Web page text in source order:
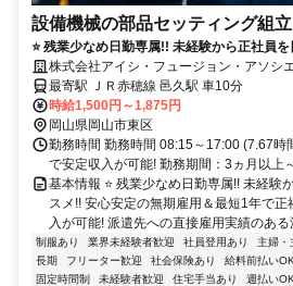
設備機械の部品セッティング組立
⭐ 残業少なめ日勤専属!! 未経験から正社員
安定の無期雇用＆最短1年で正社員登用あり
株式会社アイシ・フュージョン・アソシ
最寄駅 ＪＲ赤穂線 邑久駅 車10分
時給1,500円～1,875円
岡山県岡山市東区
勤務時間 勤務時間 08:15～17:00 (7.67時
で安定収入が可能! 勤務期間：3ヵ月以上
基本情報 ⭐ 残業少なめ日勤専属!! 未経験
スメ!! 安心安定の無期雇用＆最短1年で
入が可能! 派遣先への直接雇用実績のあ
制服あり 業界未経験者歓迎 社員登用あり 主婦・
長期
フリーター歓迎 社会保険あり 給料前払い
固定時間制
未経験者歓迎 住宅手当あり 週払い